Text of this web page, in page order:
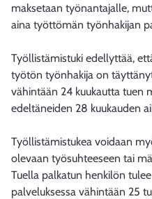
maksetaan työnantajalle,
aina työttömän työnhakijan
Työllistämistuki edellyttää,
työtön työnhakija on
vähintään 24 kuukautta tuen
edeltäneiden 28 kuukauden
Työllistämistukea voidaan
olevaan työsuhteeseen tai
Tuella palkatun henkilön
palveluksessa vähintään 25